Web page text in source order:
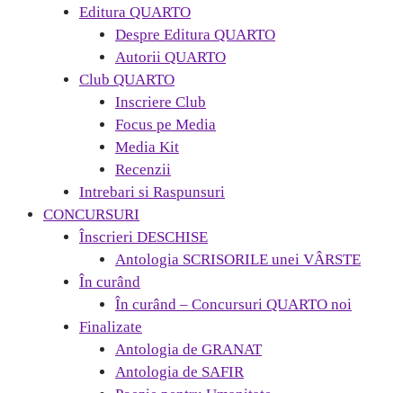
Editura QUARTO
Despre Editura QUARTO
Autorii QUARTO
Club QUARTO
Inscriere Club
Focus pe Media
Media Kit
Recenzii
Intrebari si Raspunsuri
CONCURSURI
Înscrieri DESCHISE
Antologia SCRISORILE unei VÂRSTE
În curând
În curând – Concursuri QUARTO noi
Finalizate
Antologia de GRANAT
Antologia de SAFIR